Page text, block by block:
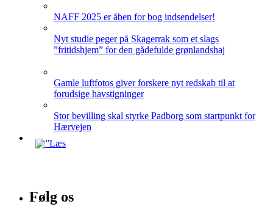
NAFF 2025 er åben for bog indsendelser!
Nyt studie peger på Skagerrak som et slags
”fritidshjem” for den gådefulde grønlandshaj
Gamle luftfotos giver forskere nyt redskab til at
forudsige havstigninger
Stor bevilling skal styrke Padborg som startpunkt for
Hærvejen
Følg os